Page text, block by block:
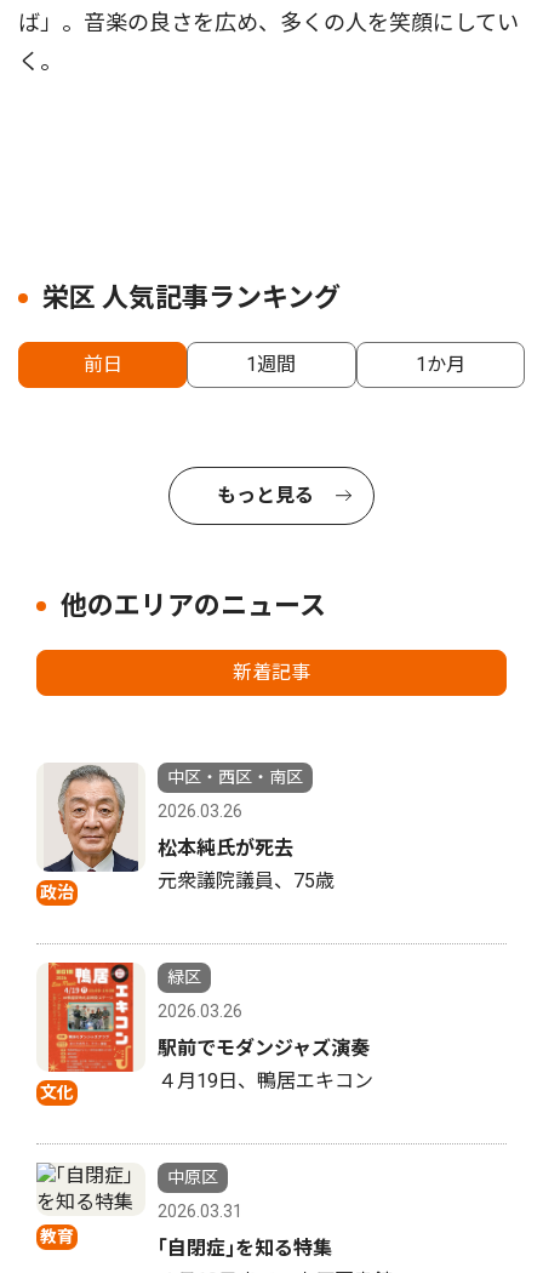
ば」。音楽の良さを広め、多くの人を笑顔にしてい
く。
栄区 人気記事ランキング
前日 1週間 1か月
もっと見る
他のエリアのニュース
新着記事
政治
中区・西区・南区
2026.03.26
松本純氏が死去
元衆議院議員、75歳
文化
緑区
2026.03.26
駅前でモダンジャズ演奏
４月19日、鴨居エキコン
教育
中原区
2026.03.31
｢自閉症｣を知る特集